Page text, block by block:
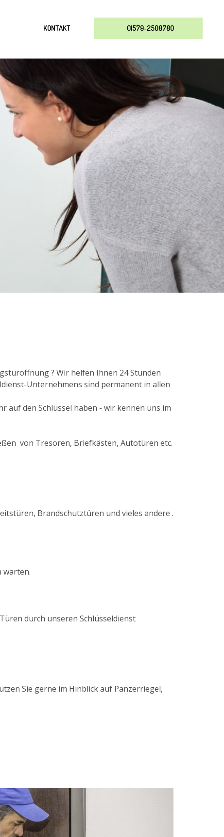
KONTAKT 01579-2508780
? Wir helfen Ihnen 24 Stunden
Unternehmens sind permanent in allen
auf den Schlüssel haben - wir kennen uns im
von Tresoren, Briefkästen, Autotüren etc.
Brandschutztüren und vieles andere .
warten.
durch unseren Schlüsseldienst
Sie gerne im Hinblick auf Panzerriegel,